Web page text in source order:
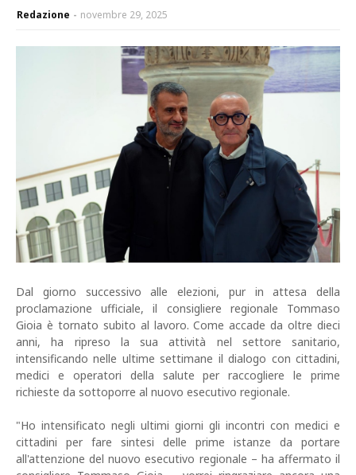
Redazione novembre 29, 2025
Dal giorno successivo alle elezioni, pur in attesa della
proclamazione ufficiale, il consigliere regionale Tommaso
Gioia è tornato subito al lavoro. Come accade da oltre dieci
anni, ha ripreso la sua attività nel settore sanitario,
intensificando nelle ultime settimane il dialogo con cittadini,
medici e operatori della salute per raccogliere le prime
richieste da sottoporre al nuovo esecutivo regionale.
"Ho intensificato negli ultimi giorni gli incontri con medici e
cittadini per fare sintesi delle prime istanze da portare
all'attenzione del nuovo esecutivo regionale – ha affermato il